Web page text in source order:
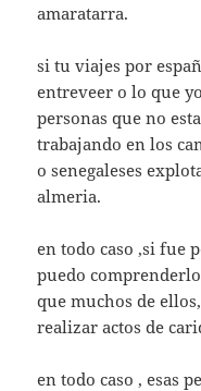
amaratarra.
si tu viajes por
entreveer o lo que
personas que no
trabajando en los
o senegaleses
almeria.
en todo caso ,si fue
puedo
que muchos de
realizar actos de
en todo caso , esas